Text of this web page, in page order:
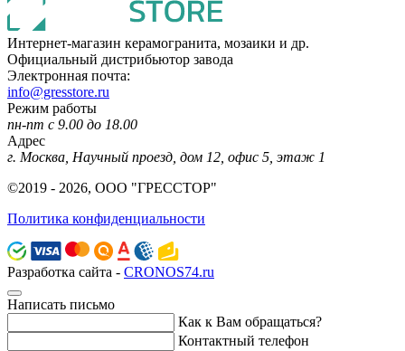
Интернет-магазин керамогранита, мозаики и др.
Официальный дистрибьютор завода
Электронная почта:
info@gresstore.ru
Режим работы
пн-пт с 9.00 до 18.00
Адрес
г. Москва, Научный проезд, дом 12, офис 5, этаж 1
©2019 - 2026, ООО "ГРЕССТОР"
Политика конфиденциальности
Разработка сайта - CRONOS74.ru
Написать письмо
Как к Вам обращаться?
Контактный телефон